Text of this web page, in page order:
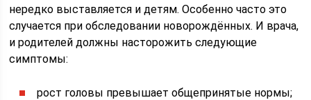
нередко выставляется и детям. Особенно часто это
случается при обследовании новорождённых. И врача,
и родителей должны насторожить следующие
симптомы:
рост головы превышает общепринятые нормы;